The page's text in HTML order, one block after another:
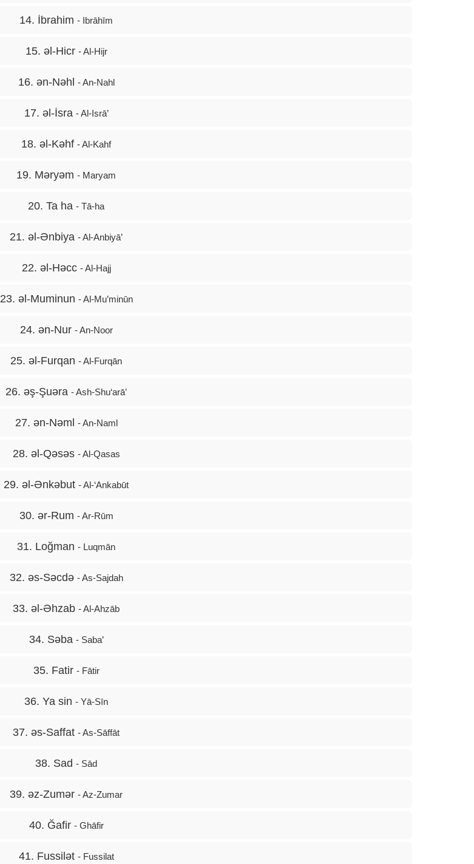
14. İbrahim - Ibrāhīm
15. əl-Hicr - Al-Hijr
16. ən-Nəhl - An-Nahl
17. əl-İsra - Al-Isrā’
18. əl-Kəhf - Al-Kahf
19. Məryəm - Maryam
20. Ta ha - Tā-ha
21. əl-Ənbiya - Al-Anbiyā’
22. əl-Həcc - Al-Hajj
23. əl-Muminun - Al-Mu’minūn
24. ən-Nur - An-Noor
25. əl-Furqan - Al-Furqān
26. əş-Şuəra - Ash-Shu‘arā’
27. ən-Nəml - An-Naml
28. əl-Qəsəs - Al-Qasas
29. əl-Ənkəbut - Al-‘Ankabūt
30. ər-Rum - Ar-Rūm
31. Loğman - Luqmān
32. əs-Səcdə - As-Sajdah
33. əl-Əhzab - Al-Ahzāb
34. Səba - Saba’
35. Fatir - Fātir
36. Ya sin - Yā-Sīn
37. əs-Saffat - As-Sāffāt
38. Sad - Sād
39. əz-Zumər - Az-Zumar
40. Ğafir - Ghāfir
41. Fussilət - Fussilat